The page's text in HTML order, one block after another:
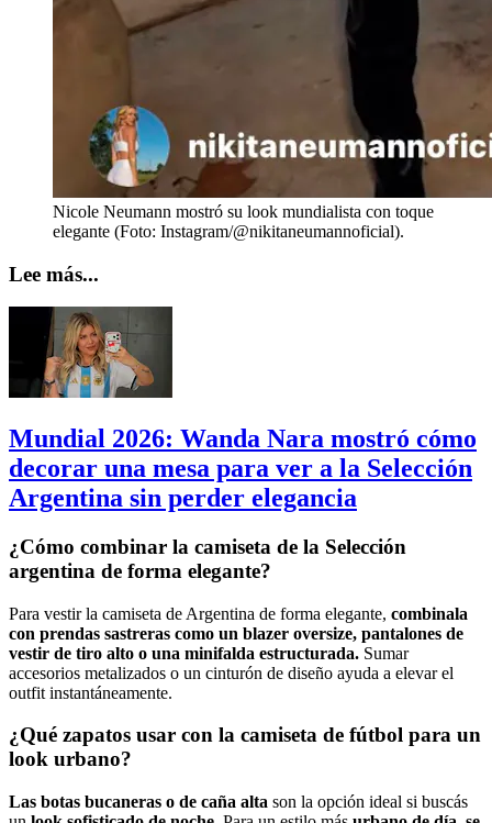
Nicole Neumann mostró su look mundialista con toque
elegante (Foto: Instagram/@nikitaneumannoficial).
Lee más...
Mundial 2026: Wanda Nara mostró cómo
decorar una mesa para ver a la Selección
Argentina sin perder elegancia
¿Cómo combinar la camiseta de la Selección
argentina de forma elegante?
Para vestir la camiseta de Argentina de forma elegante, combinala
con prendas sastreras como un blazer oversize, pantalones de
vestir de tiro alto o una minifalda estructurada. Sumar
accesorios metalizados o un cinturón de diseño ayuda a elevar el
outfit instantáneamente.
¿Qué zapatos usar con la camiseta de fútbol para un
look urbano?
Las botas bucaneras o de caña alta son la opción ideal si buscás